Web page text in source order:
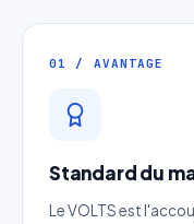
01 / AVANTAGE
Standard du
Le VOLTS est